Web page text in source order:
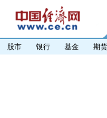
股市
银行 基金 期货